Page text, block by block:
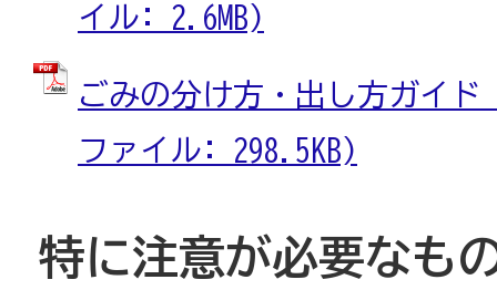
イル: 2.6MB)
ごみの分け方・出し方ガイド
ファイル: 298.5KB)
特に注意が必要なも